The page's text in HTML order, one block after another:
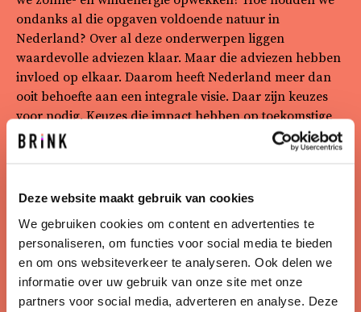
Deze website maakt gebruik van cookies
We gebruiken cookies om content en advertenties te
personaliseren, om functies voor social media te bieden
en om ons websiteverkeer te analyseren. Ook delen we
informatie over uw gebruik van onze site met onze
partners voor social media, adverteren en analyse. Deze
ondanks al die opgaven voldoende natuur in
Nederland? Over al deze onderwerpen liggen
waardevolle adviezen klaar. Maar die adviezen hebben
invloed op elkaar. Daarom heeft Nederland meer dan
ooit behoefte aan een integrale visie. Daar zijn keuzes
voor nodig. Keuzes die impact hebben op toekomstige
generaties en het land dat we aan hen doorgeven.
Erken dat het maken van een ruimtelijke visie raakt
aan vrijwel ieder domein.Van Bestaanszekerheid,
Klimaat en Economie tot Wonen en Onderwijs. Zoek de
verbinding tussen de opgaven en formuleer
kamerbrede idealen voor Nederland in 2050, waarin het
welzijn van alle Nederlanders centraal staat. Maak van